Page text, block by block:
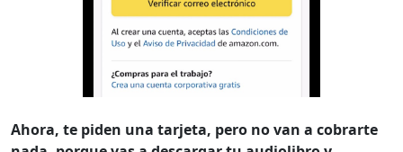
Ahora, te piden una tarjeta, pero no van a cobrarte